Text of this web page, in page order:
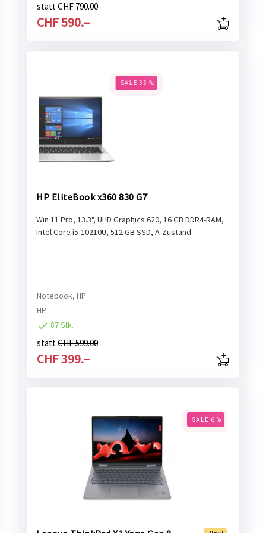
stattCHF 790.00
CHF 590.–
HP EliteBook x360 830 G7
Win 11 Pro, 13.3", UHD Graphics 620, 16 GB DDR4-RAM,
Intel Core i5-10210U, 512 GB SSD, A-Zustand
Notebook, HP
HP
87 Stk.
stattCHF 599.00
CHF 399.–
SALE 6 %